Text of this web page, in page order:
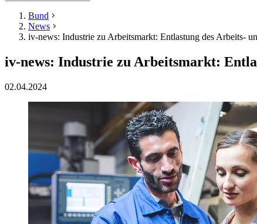
Bund
News
iv-news: Industrie zu Arbeitsmarkt: Entlastung des Arbeits-
iv-news: Industrie zu Arbeitsmarkt:
02.04.2024